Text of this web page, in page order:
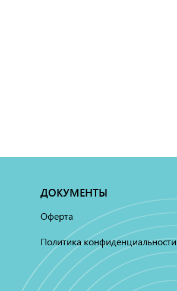
ДОКУМЕНТЫ
Оферта
Политика конфиденциальности